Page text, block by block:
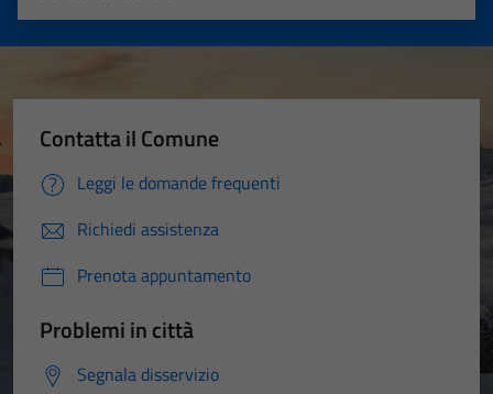
Valuta 5 stelle su 5
Valuta 4 stelle su 5
Valuta 3 stelle su 5
Valuta 2 stelle su 5
Valuta 1 stelle su 5
Contatta il Comune
Leggi le domande frequenti
Richiedi assistenza
Prenota appuntamento
Problemi in città
Segnala disservizio